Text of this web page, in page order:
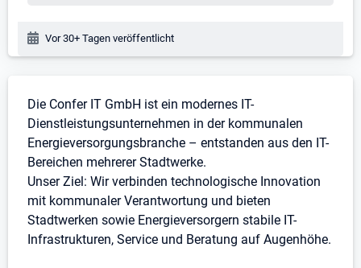
Veröffentlichungsdatum:
Vor 30+ Tagen veröffentlicht
Stellenbeschreibung
Die Confer IT GmbH ist ein modernes IT-
Dienstleistungsunternehmen in der kommunalen
Energieversorgungsbranche – entstanden aus den IT-
Bereichen mehrerer Stadtwerke.
Unser Ziel: Wir verbinden technologische Innovation
mit kommunaler Verantwortung und bieten
Stadtwerken sowie Energieversorgern stabile IT-
Infrastrukturen, Service und Beratung auf Augenhöhe.